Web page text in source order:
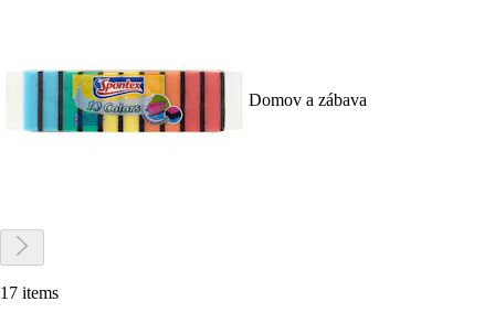
Domov a zábava
17 items